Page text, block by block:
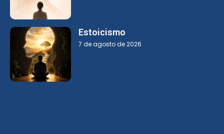
Estoicismo
7 de agosto de 2026